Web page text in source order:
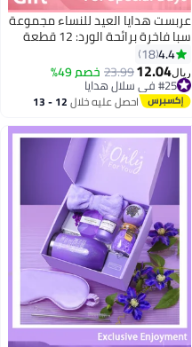
عربست هدايا العيد للنساء مجموعة
سبا فاخرة برائحة الورد: 12 قطعة
أونصة (ستانلس ستيل 304) + كرات
استحمام + صابون ماسي + شموع
صويا + بطانية حرير + قناع نوم، هدايا
للنساء
4.4
18
ريال12.04
23.99خصم 49%
#25 في سلال هدايا
#25 في سلال هدايا احصل عليه خلال 12 - 13